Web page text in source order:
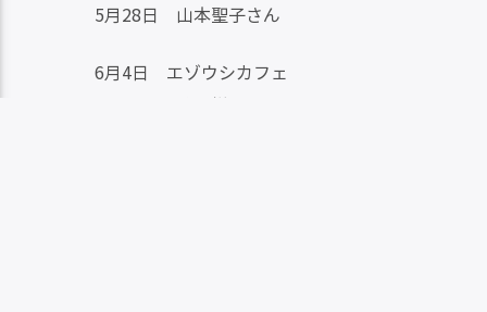
5月28日 山本聖子さん
6月4日 エゾウシカフェ
6月11日 谷口祥吾さん